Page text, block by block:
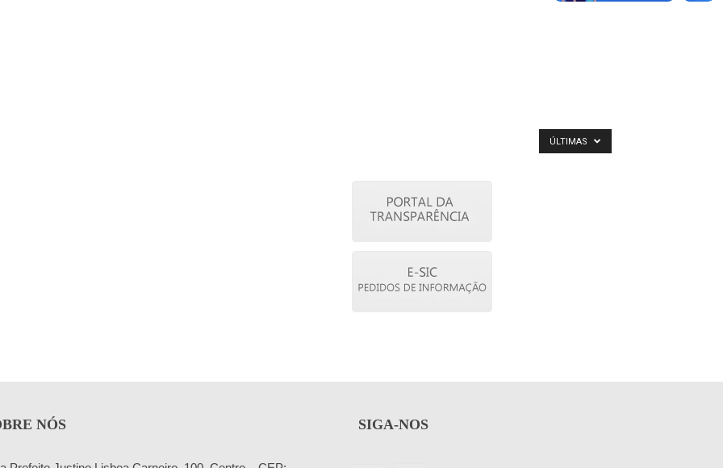
ÚLTIMAS
NÓS SIGA-NOS